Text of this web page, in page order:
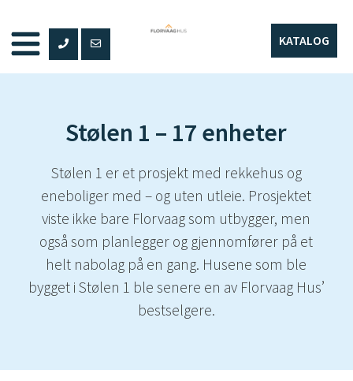
innhold
KATALOG
Stølen 1 – 17 enheter
Stølen 1 er et prosjekt med rekkehus og
eneboliger med – og uten utleie. Prosjektet
viste ikke bare Florvaag som utbygger, men
også som planlegger og gjennomfører på et
helt nabolag på en gang. Husene som ble
bygget i Stølen 1 ble senere en av Florvaag Hus’
bestselgere.